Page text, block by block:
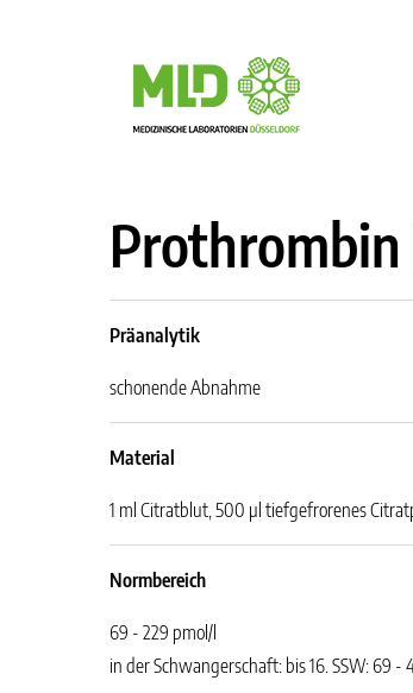
Prothrombin
Präanalytik
schonende Abnahme
Material
1 ml Citratblut, 500 µl tiefgefrorenes
Normbereich
69 - 229 pmol/l
in der Schwangerschaft: bis 16. SSW: 69 -